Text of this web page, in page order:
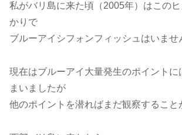
私がバリ島に来た頃（2005年）はこの
かりで
ブルーアイシフォンフィッシュはいませ
現在はブルーアイ大量発生のポイントに
まいましたが
他のポイントを潜ればまだ観察すること